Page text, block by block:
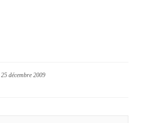
25 décembre 2009